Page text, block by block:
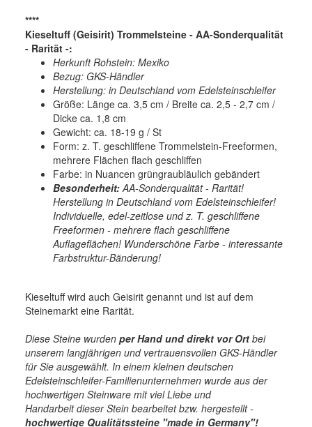
****
Kieseltuff (Geisirit) Trommelsteine - AA-Sonderqualität
- Rarität -:
Herkunft Rohstein: Mexiko
Bezug: GKS-Händler
Herstellung: in Deutschland vom Edelsteinschleifer
Größe: Länge ca. 3,5 cm / Breite ca. 2,5 - 2,7 cm /
Dicke ca. 1,8 cm
Gewicht: ca. 18-19 g / St
Form: z. T. geschliffene Trommelstein-Freeformen,
mehrere Flächen flach geschliffen
Farbe: in Nuancen grüngraubläulich gebändert
Besonderheit: AA-Sonderqualität - Rarität!
Herstellung in Deutschland vom Edelsteinschleifer!
Individuelle, edel-zeitlose und z. T. geschliffene
Freeformen - mehrere flach geschliffene
Auflageflächen! Wunderschöne Farbe - interessante
Farbstruktur-Bänderung!
Kieseltuff wird auch Geisirit genannt und ist auf dem
Steinemarkt eine Rarität.
Diese Steine wurden per Hand und direkt vor Ort bei
unserem langjährigen und vertrauensvollen GKS-Händler
für Sie ausgewählt. In einem kleinen deutschen
Edelsteinschleifer-Familienunternehmen wurde aus der
hochwertigen Steinware mit viel Liebe und
Handarbeit dieser Stein bearbeitet bzw. hergestellt -
hochwertige Qualitätssteine "made in Germany"!